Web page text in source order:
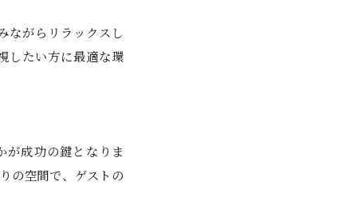
ながらリラックスし
したい方に最適な環
が成功の鍵となりま
の空間で、ゲストの